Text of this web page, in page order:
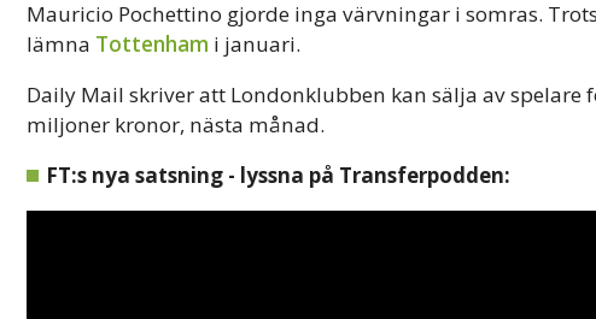
Mauricio Pochettino gjorde inga värvningar i somras.
lämna Tottenham i januari.
Daily Mail skriver att Londonklubben kan sälja av
miljoner kronor, nästa månad.
FT:s nya satsning - lyssna på Transferpodden: